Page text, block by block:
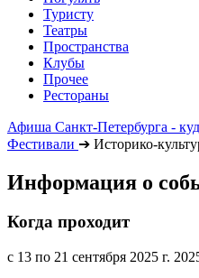
Туристу
Театры
Пространства
Клубы
Прочее
Рестораны
Афиша Санкт-Петербурга -
Фестивали ➔ Историко-
Информация о
Когда проходит
с 13 по 21 сентября 2025 г.